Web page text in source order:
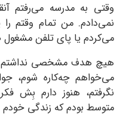
وقتی به مدرسه می‌رفتم
نمی‌دادم. من تمام وقتم
می‌کردم یا پای تلفن
هیچ هدف مشخصی نداشتم.
می‌خواهم چه‌کاره شوم،
نگرفتم، هنوز دارم بِش
متوسط بودم که زندگی خودم